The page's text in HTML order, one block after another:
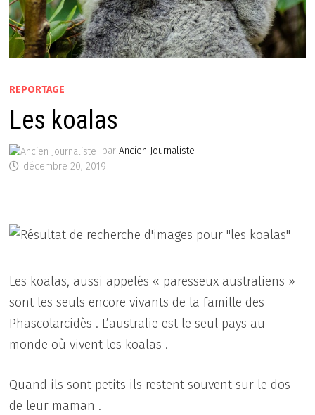
REPORTAGE
Les koalas
parAncien Journaliste
décembre 20, 2019
Les koalas, aussi appelés « paresseux australiens »
sont les seuls encore vivants de la famille des
Phascolarcidès . L’australie est le seul pays au
monde où vivent les koalas .
Quand ils sont petits ils restent souvent sur le dos
de leur maman .